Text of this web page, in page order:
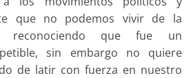
que no podemos vivir de la
reconociendo que fue un
sin embargo no quiere
de latir con fuerza en nuestro